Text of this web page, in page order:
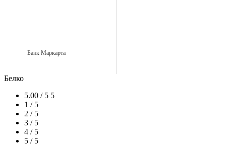
Банк Маркарта
Белко
5.00 / 5 5
1 / 5
2 / 5
3 / 5
4 / 5
5 / 5